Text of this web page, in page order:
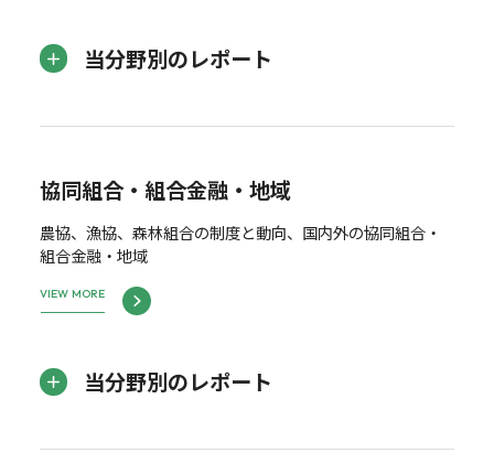
当分野別のレポート
協同組合・組合金融・地域
農協、漁協、森林組合の制度と動向、国内外の協同組合・
組合金融・地域
VIEW MORE
当分野別のレポート